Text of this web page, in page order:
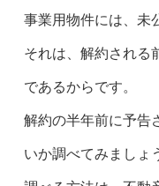
事業用物件には、未
それは、解約される
であるからです。
解約の半年前に予告
いか調べてみましょ